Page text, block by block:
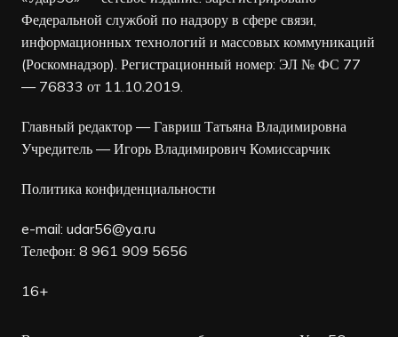
Федеральной службой по надзору в сфере связи,
информационных технологий и массовых коммуникаций
(Роскомнадзор). Регистрационный номер: ЭЛ № ФС 77
— 76833 от 11.10.2019.
Главный редактор — Гавриш Татьяна Владимировна
Учредитель — Игорь Владимирович Комиссарчик
Политика конфиденциальности
e-mail: udar56@ya.ru
Телефон: 8 961 909 5656
16+